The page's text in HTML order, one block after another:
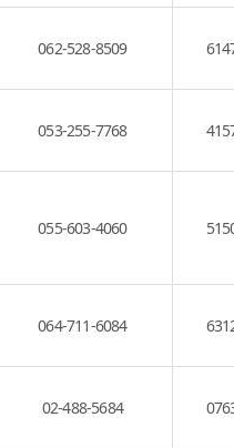
062-528-8509
053-255-7768
055-603-4060
064-711-6084
02-488-5684